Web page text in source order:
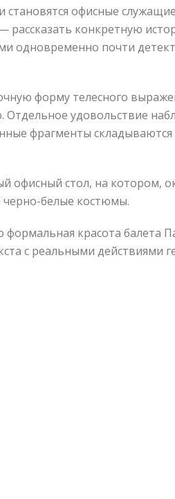
офисные
рассказать конкретную
одновременно почти
форму телесного
удовольствие
фрагменты
офисный стол, на котором,
черно-белые костюмы.
красота балета
с реальными действиями